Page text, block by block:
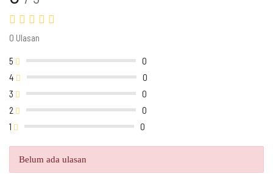
0 Ulasan
5
0
4
0
3
0
2
0
1
0
Belum ada ulasan